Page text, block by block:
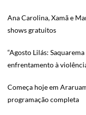
Ana Carolina, Xamã e
shows gratuitos
“Agosto Lilás:
enfrentamento à
Começa hoje em
programação completa